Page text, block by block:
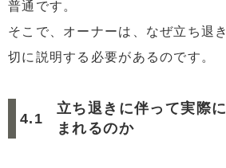
普通です。
そこで、オーナーは、なぜ立ち退
切に説明する必要があるのです。
立ち退きに伴って実際
まれるのか